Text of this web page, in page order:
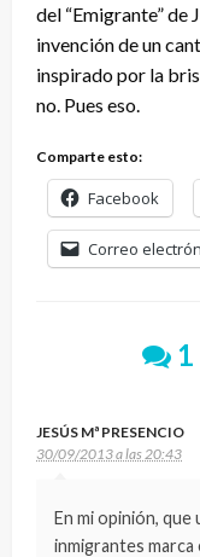
del “Emigrante” de
invención de un
inspirado por la
no. Pues eso.
Comparte esto:
Facebook
Correo
JESÚS Mª PRESENCIO
30/09/2013 a las 20:43
En mi opinión, que
inmigrantes marca